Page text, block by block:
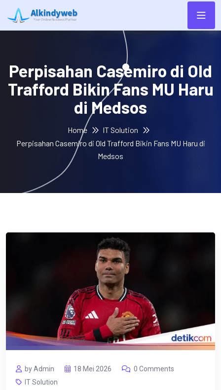
Perpisahan Casemiro di Old
Trafford Bikin Fans MU Haru
di Medsos
Home
IT Solution
Perpisahan Casemiro di Old Trafford Bikin Fans MU Haru di
Medsos
by Admin 18 Mei 2026
0 Comments
IT Solution